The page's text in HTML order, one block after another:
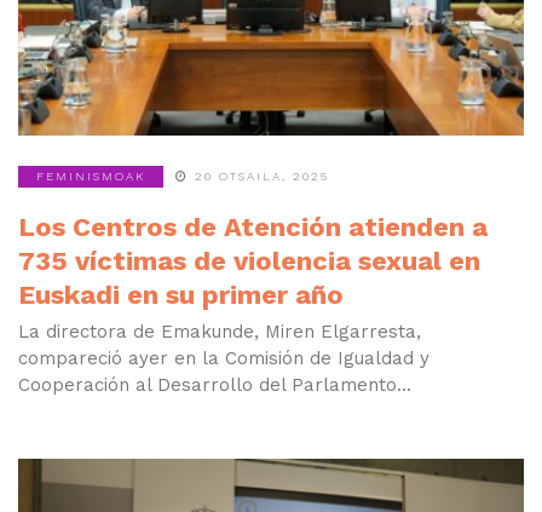
FEMINISMOAK 20 OTSAILA, 2025
Los Centros de Atención atienden a
735 víctimas de violencia sexual en
Euskadi en su primer año
La directora de Emakunde, Miren Elgarresta,
compareció ayer en la Comisión de Igualdad y
Cooperación al Desarrollo del Parlamento...